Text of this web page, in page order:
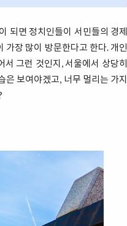
되면 정치인들이 서민들의 경제
가장 많이 방문한다고 한다. 개인
그런 것인지, 서울에서 상당히
은 보여야겠고, 너무 멀리는 가지